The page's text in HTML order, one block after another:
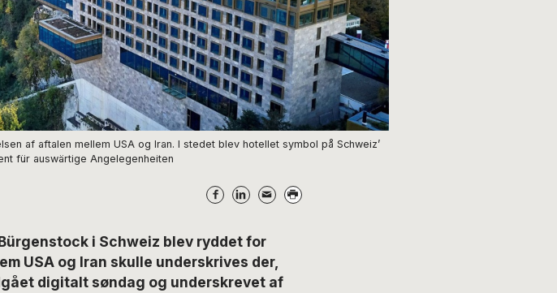
af aftalen mellem USA og Iran. I stedet blev hotellet symbol på Schweiz’
für auswärtige Angelegenheiten
i Schweiz blev ryddet for
USA og Iran skulle underskrives der,
digitalt søndag og underskrevet af